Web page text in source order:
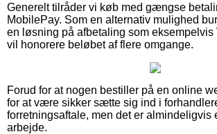
Generelt tilråder vi køb med gængse
MobilePay. Som en alternativ mulighed
en løsning på afbetaling som
vil honorere beløbet af flere omgange.
Forud for at nogen bestiller på en online
for at være sikker sætte sig ind i
forretningsaftale, men det er almindeligvis
arbejde.